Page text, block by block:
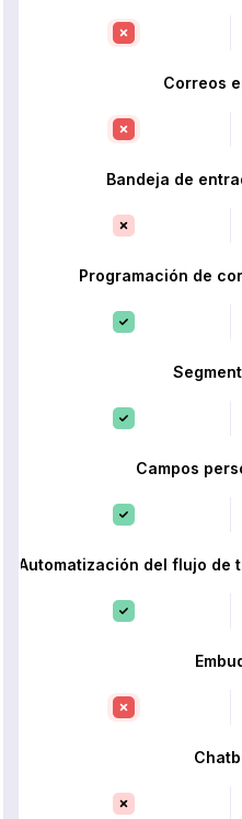
Correos
Bandeja de
Programación de
Campos
Automatización del flujo de